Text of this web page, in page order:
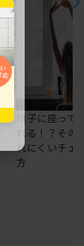
椅子に座っ
れる！？その
れにくいチェ
方